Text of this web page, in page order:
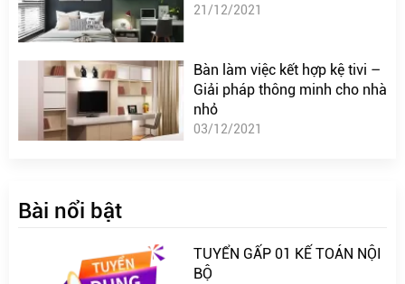
21/12/2021
Bàn làm việc kết hợp kệ tivi –
Giải pháp thông minh cho nhà
nhỏ
03/12/2021
Bài nổi bật
TUYỂN GẤP 01 KẾ TOÁN NỘI
BỘ